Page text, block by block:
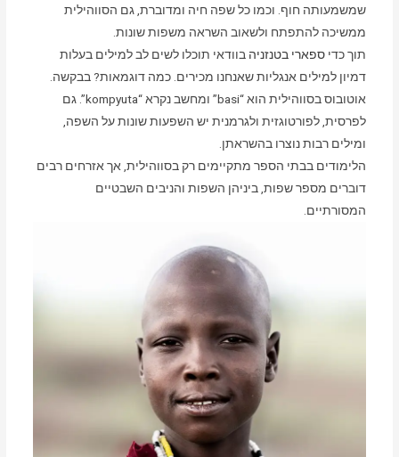
שמשמעותה חוף. וכמו כל שפה חיה ומדוברת, גם הסווהילית
ממשיכה להתפתח ולשאוב השראה משפות שונות.
תוך כדיספארי בטנזניה בוודאי תוכלו לשים לב למילים בעלות
דמיון למילים אנגליות שאנחנו מכירים. כמה דוגמאות? בבקשה.
אוטובוס בסווהילית הוא “basi” ומחשב נקרא “kompyuta”. גם
לפרסית, לפורטוגזית ולגרמנית יש השפעות שונות על השפה,
ומילים רבות נוצרו בהשראתן.
הלימודים בבתי הספר מתקיימים רק בסווהילית, אך אזרחים רבים
דוברים מספר שפות, ביניהן השפות והניבים השבטיים
המסורתיים.